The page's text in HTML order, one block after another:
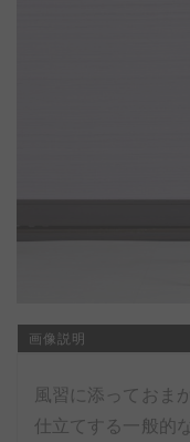
画像説明
風習に添っておま
仕立てする一般的